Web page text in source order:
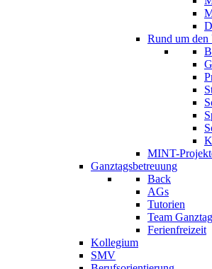
Rund um
MINT-
Ganztagsbetreuung
Back
AGs
Tutorien
Team
Ferienfreizeit
Kollegium
SMV